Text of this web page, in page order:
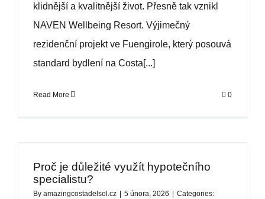
klidnější a kvalitnější život. Přesně tak vznikl
NAVEN Wellbeing Resort. Výjimečný
rezidenční projekt ve Fuengirole, který posouvá
standard bydlení na Costa[...]
Read More 0
Proč je důležité využít hypotečního
specialistu?
By amazingcostadelsol.cz 5 února, 2026
Categories: